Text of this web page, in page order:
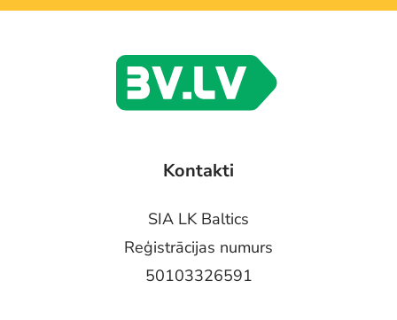
Kontakti
SIA LK Baltics
Reģistrācijas numurs
50103326591